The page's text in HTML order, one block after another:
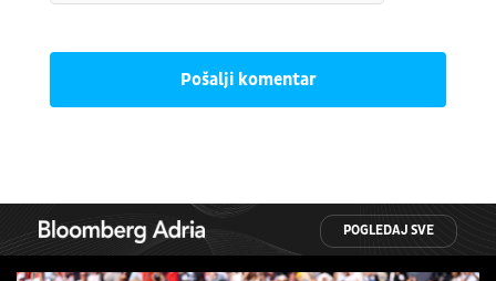
Pošalji komentar
POGLEDAJ SVE